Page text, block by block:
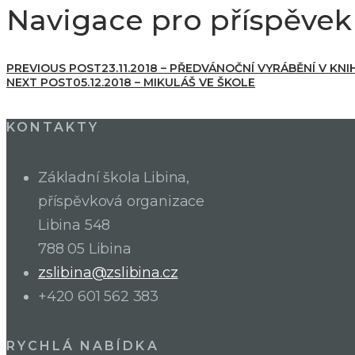
Navigace pro příspěvek
PREVIOUS POST23.11.2018 – PŘEDVÁNOČNÍ VYRÁBĚNÍ V
NEXT POST05.12.2018 – MIKULÁŠ VE ŠKOLE
KONTAKTY
Základní škola Libina,
příspěvková organizace
Libina 548
788 05 Libina
zslibina@zslibina.cz
+420 601 562 383
RYCHLÁ NABÍDKA